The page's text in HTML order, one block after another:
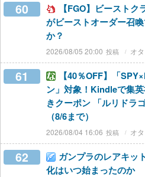
60
【FGO】ビースト
がビーストオーダー召
か？
2026/08/05 20:00 オ
61
【40％OFF】「
ン」対象！Kindleで集
きクーポン 「ルリドラ
（8/6まで）
2026/08/04 16:06 オ
62
ガンプラのレアキッ
化はいつ始まったのか